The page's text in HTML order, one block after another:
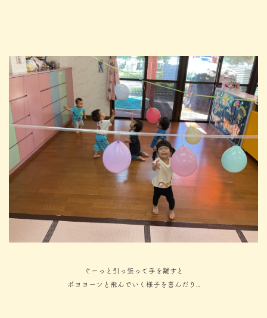
ぐーっと引っ張って手を離すと
ポヨヨーンと飛んでいく様子を喜んだり…